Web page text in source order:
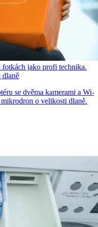
jako profi technika.
dlaně
se dvěma kamerami a Wi-
o velikosti dlaně.